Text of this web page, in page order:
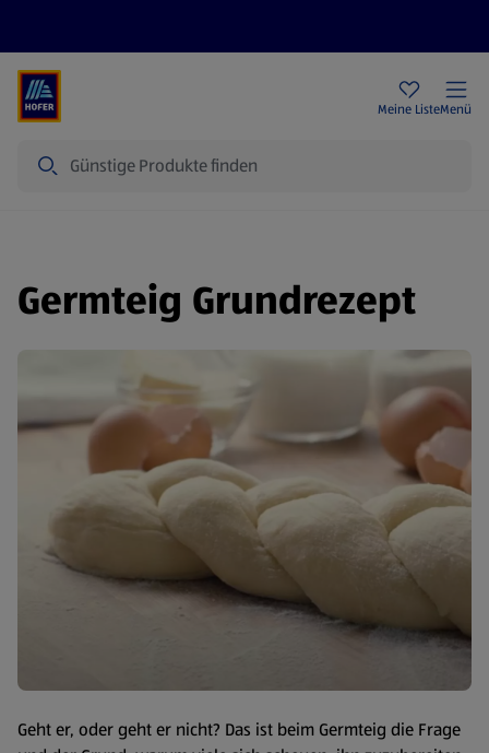
Meine ListeMenü
Germteig Grundrezept
Geht er, oder geht er nicht? Das ist beim Germteig die Frage